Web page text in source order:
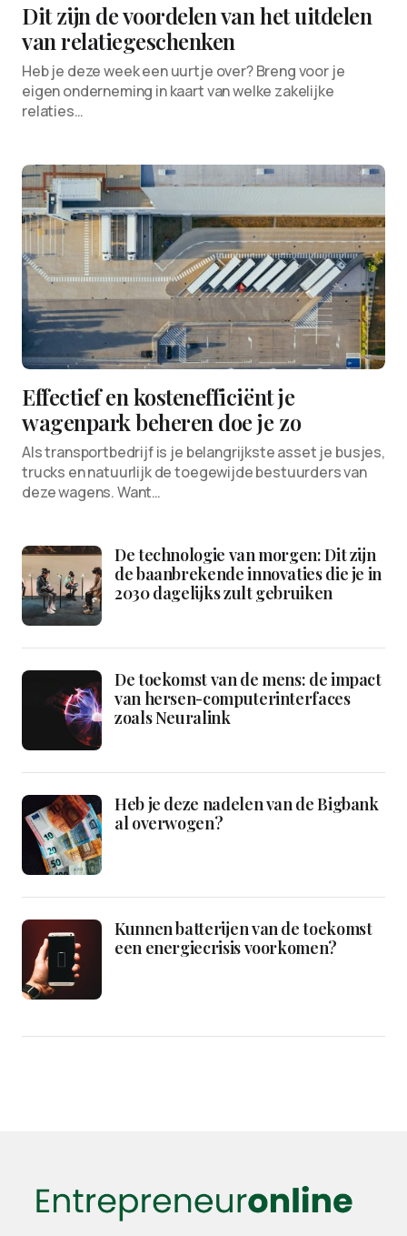
Dit zijn de voordelen van het uitdelen
van relatiegeschenken
Heb je deze week een uurtje over? Breng voor je
eigen onderneming in kaart van welke zakelijke
relaties…
Effectief en kostenefficiënt je
wagenpark beheren doe je zo
Als transportbedrijf is je belangrijkste asset je busjes,
trucks en natuurlijk de toegewijde bestuurders van
deze wagens. Want…
De technologie van morgen: Dit zijn
de baanbrekende innovaties die je in
2030 dagelijks zult gebruiken
De toekomst van de mens: de impact
van hersen-computerinterfaces
zoals Neuralink
Heb je deze nadelen van de Bigbank
al overwogen?
Kunnen batterijen van de toekomst
een energiecrisis voorkomen?